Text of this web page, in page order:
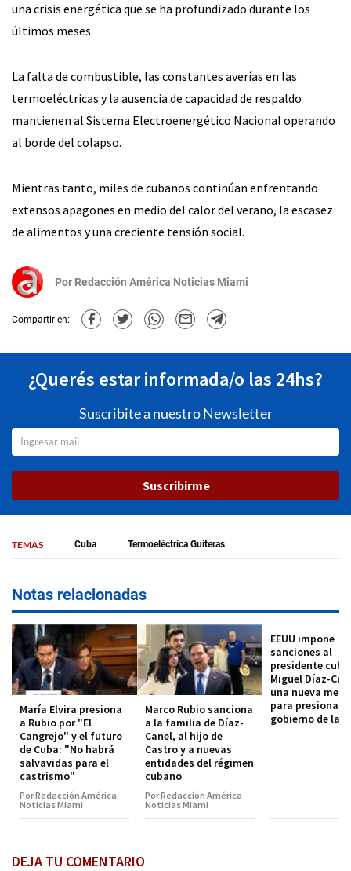
una crisis energética que se ha profundizado durante los
últimos meses.
La falta de combustible, las constantes averías en las
termoeléctricas y la ausencia de capacidad de respaldo
mantienen al Sistema Electroenergético Nacional operando
al borde del colapso.
Mientras tanto, miles de cubanos continúan enfrentando
extensos apagones en medio del calor del verano, la escasez
de alimentos y una creciente tensión social.
Por Redacción América Noticias Miami
Compartir en:
¿Querés estar informada/o las 24hs?
Suscribite a nuestro Newsletter
Suscribirme
TEMAS Cuba Termoeléctrica Guiteras
Notas relacionadas
María Elvira presiona
a Rubio por "El
Cangrejo" y el futuro
de Cuba: "No habrá
salvavidas para el
castrismo"
Por Redacción América
Noticias Miami
Marco Rubio sanciona
a la familia de Díaz-
Canel, al hijo de
Castro y a nuevas
entidades del régimen
cubano
Por Redacción América
Noticias Miami
EEUU impone
sanciones al
presidente
Miguel Díaz-
una nueva
para presionar
gobierno de la
DEJA TU COMENTARIO